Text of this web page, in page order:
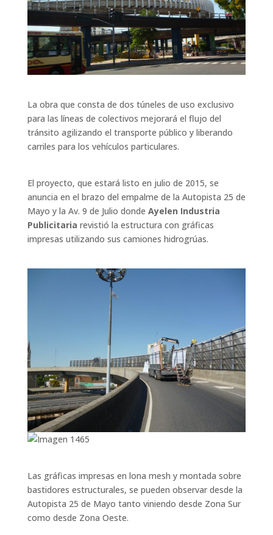
La obra que consta de dos túneles de uso exclusivo
para las líneas de colectivos mejorará el flujo del
tránsito agilizando el transporte público y liberando
carriles para los vehículos particulares.
El proyecto, que estará listo en julio de 2015, se
anuncia en el brazo del empalme de la Autopista 25 de
Mayo y la Av. 9 de Julio donde Ayelen Industria
Publicitaria revistió la estructura con gráficas
impresas utilizando sus camiones hidrogrúas.
Las gráficas impresas en lona mesh y montada sobre
bastidores estructurales, se pueden observar desde la
Autopista 25 de Mayo tanto viniendo desde Zona Sur
como desde Zona Oeste.